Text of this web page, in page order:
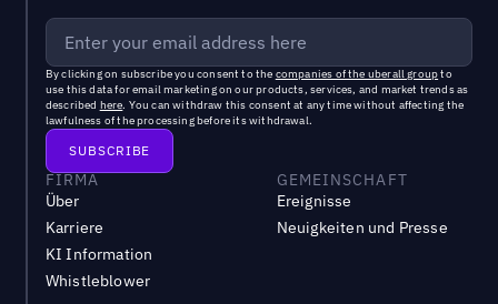
By clicking on subscribe you consent to the companies of the uberall groupto
use this data for email marketing on our products, services, and market trends as
described here. You can withdraw this consent at any time without affecting the
lawfulness of the processing before its withdrawal.
FIRMA
Über
Karriere
KI Information
Whistleblower
GEMEINSCHAFT
Ereignisse
Neuigkeiten und Presse